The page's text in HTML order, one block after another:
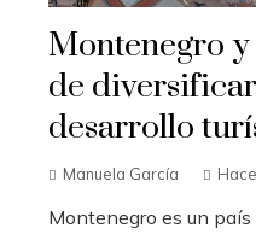
Montenegro
de
desarrollo
Manuela García
Montenegro es un